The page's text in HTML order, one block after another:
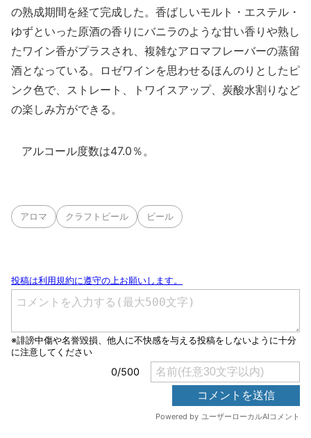
の熟成期間を経て完成した。香ばしいモルト・エステル・
ゆずといった原酒の香りにバニラのような甘い香りや熟し
たワイン香がプラスされ、複雑なアロマフレーバーの蒸留
酒となっている。ロゼワインを思わせるほんのりとしたピ
ンク色で、ストレート、トワイスアップ、炭酸水割りなど
の楽しみ方ができる。
アルコール度数は47.0％。
アロマ クラフトビール ビール